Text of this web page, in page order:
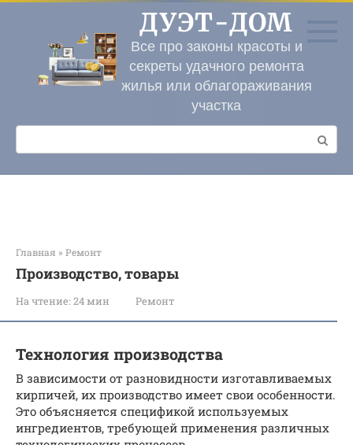
Перейти
контенту
ДУЭТ-ДОМ
Все про законы красоты и
секреты удачного ремонта
жилья или облагораживания
участка
Поиск:
Главная » Ремонт
Производство, товары
На чтение: 24 мин Ремонт
Технология производства
В зависимости от разновидности изготавливаемых
кирпичей, их производство имеет свои особенности.
Это объясняется спецификой используемых
ингредиентов, требующей применения различных